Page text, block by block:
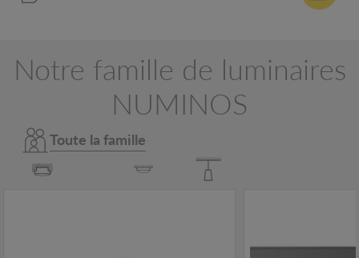
Notre famille de luminaires
NUMINOS
Toute la famille